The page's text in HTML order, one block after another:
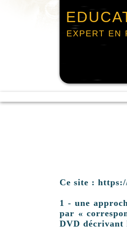
EXPERT EN
Ce site :
1 - une
par «
DVD décrivant